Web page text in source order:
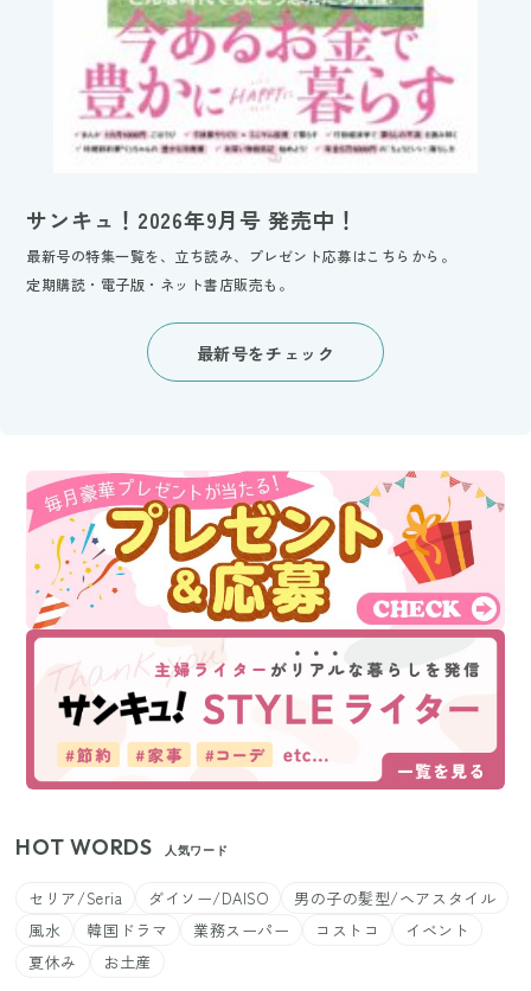
サンキュ！2026年9月号 発売中！
最新号の特集一覧を、立ち読み、プレゼント応募はこちらから。
定期購読・電子版・ネット書店販売も。
最新号をチェック
HOT WORDS 人気ワード
セリア/Seria ダイソー/DAISO
男の子の髪型/ヘアスタイル
風水
韓国ドラマ 業務スーパー コストコ
イベント
夏休み
お土産